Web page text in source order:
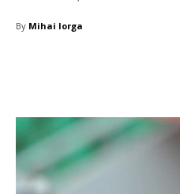
By Mihai Iorga